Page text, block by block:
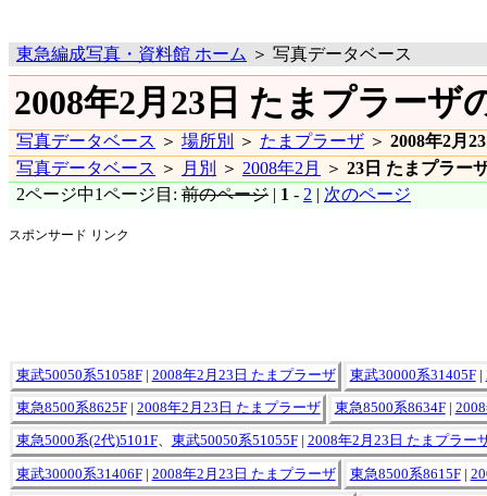
東急編成写真・資料館 ホーム ＞ 写真データベース
2008年2月23日 たまプラーザ
写真データベース ＞ 場所別 ＞ たまプラーザ ＞ 2008年2月
写真データベース ＞ 月別 ＞ 2008年2月 ＞ 23日 たまプラー
2ページ中1ページ目: 前のページ | 1 - 2 | 次のページ
スポンサード リンク
東武50050系51058F| 2008年2月23日 たまプラーザ 東武30000系31405F|
東急8500系8625F| 2008年2月23日 たまプラーザ 東急8500系8634F|
東急5000系(2代)5101F、 東武50050系51055F| 2008年2月23日 たまプラー
東武30000系31406F| 2008年2月23日 たまプラーザ 東急8500系8615F|